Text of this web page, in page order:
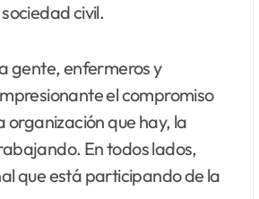
civil.
gente, enfermeros y
el compromiso
organización que hay, la
En todos lados,
que está participando de la